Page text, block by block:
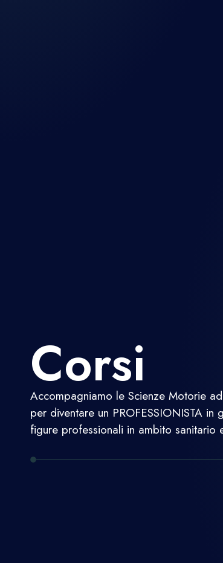
Corsi
Accompagniamo le Scienze Motorie
per diventare un PROFESSIONISTA
figure professionali in ambito sanitario